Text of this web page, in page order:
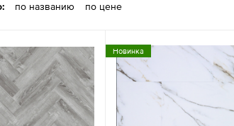
по названию по цене
Новинка